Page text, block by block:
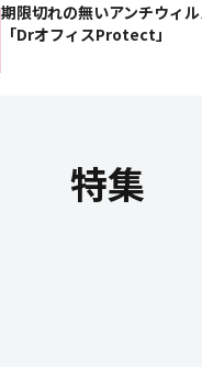
期限切れの無いアンチウィ
「DrオフィスProtect」
特集